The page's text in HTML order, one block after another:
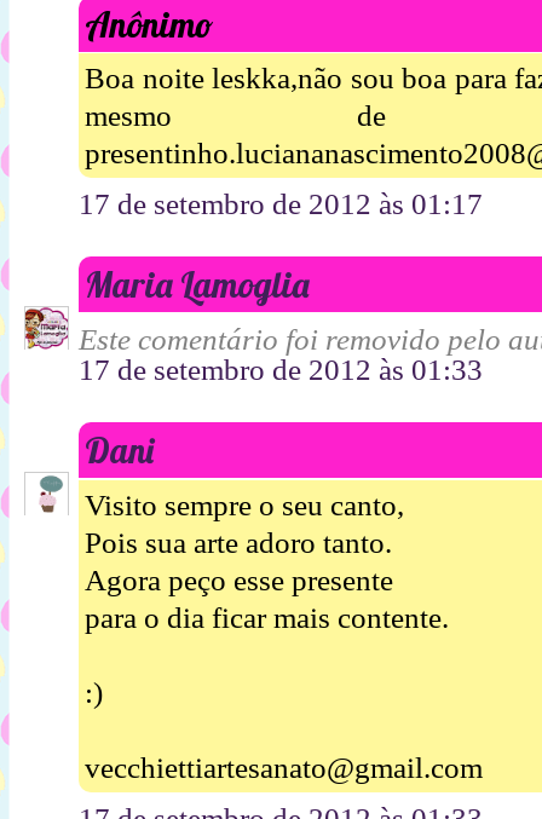
Anônimo
Boa noite leskka,não sou boa para
mesmo de
17 de setembro de 2012 às 01:17
Maria Lamoglia
Este comentário foi removido pelo
17 de setembro de 2012 às 01:33
Dani
Visito sempre o seu canto,
Pois sua arte adoro tanto.
Agora peço esse presente
para o dia ficar mais contente.
:)
vecchiettiartesanato@gmail.com